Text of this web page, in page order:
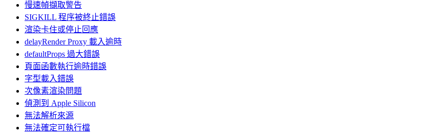
慢速幀擷取警告
SIGKILL 程序被終止錯誤
渲染卡住或停止回應
delayRender Proxy 載入逾時
defaultProps 過大錯誤
頁面函數執行逾時錯誤
字型載入錯誤
次像素渲染問題
偵測到 Apple Silicon
無法解析來源
無法確定可執行檔